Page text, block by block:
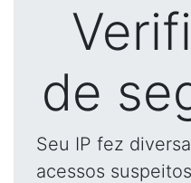
de
Seu IP fez
acessos